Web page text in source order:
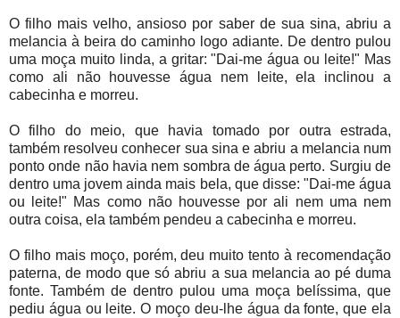
O filho mais velho, ansioso por saber de sua sina, abriu a
melancia à beira do caminho logo adiante. De dentro pulou
uma moça muito linda, a gritar: "Dai-me água ou leite!" Mas
como ali não houvesse água nem leite, ela inclinou a
cabecinha e morreu.
O filho do meio, que havia tomado por outra estrada,
também resolveu conhecer sua sina e abriu a melancia num
ponto onde não havia nem sombra de água perto. Surgiu de
dentro uma jovem ainda mais bela, que disse: "Dai-me água
ou leite!" Mas como não houvesse por ali nem uma nem
outra coisa, ela também pendeu a cabecinha e morreu.
O filho mais moço, porém, deu muito tento à recomendação
paterna, de modo que só abriu a sua melancia ao pé duma
fonte. Também de dentro pulou uma moça belíssima, que
pediu água ou leite. O moço deu-lhe água da fonte, que ela